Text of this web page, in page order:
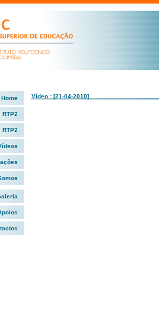
Home
RTP2
Vídeo : [21-04-2010]